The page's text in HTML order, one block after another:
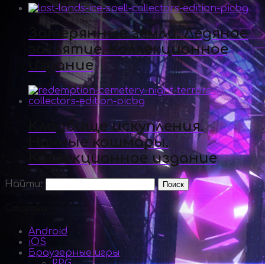
Затерянные земли. Ледяное
заклятие. Коллекционное
издание
Кладбище искупления.
Ночные кошмары.
Коллекционное издание
Найти:
Android
iOS
Браузерные игры